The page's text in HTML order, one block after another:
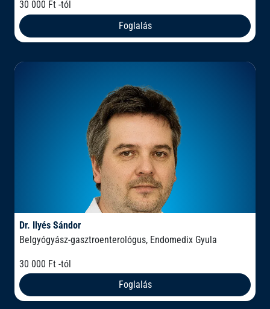
30 000 Ft -tól
Foglalás
Dr. Ilyés Sándor
Belgyógyász-gasztroenterológus, Endomedix Gyula
30 000 Ft -tól
Foglalás